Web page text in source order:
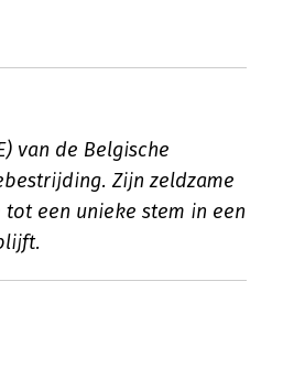
van de Belgische
Zijn zeldzame
een unieke stem in een